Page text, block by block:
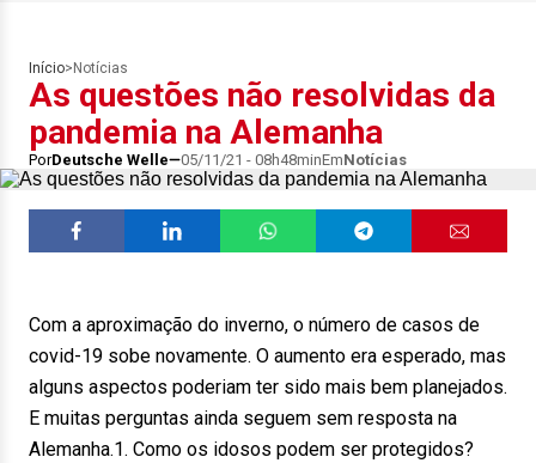
Início> Notícias
As questões não resolvidas da
pandemia na Alemanha
PorDeutsche Welle 05/11/21 - 08h48minEmNotícias
Com a aproximação do inverno, o número de casos de
covid-19 sobe novamente. O aumento era esperado, mas
alguns aspectos poderiam ter sido mais bem planejados.
E muitas perguntas ainda seguem sem resposta na
Alemanha.1. Como os idosos podem ser protegidos?